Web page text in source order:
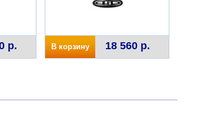
р. В корзину 18 560 р.